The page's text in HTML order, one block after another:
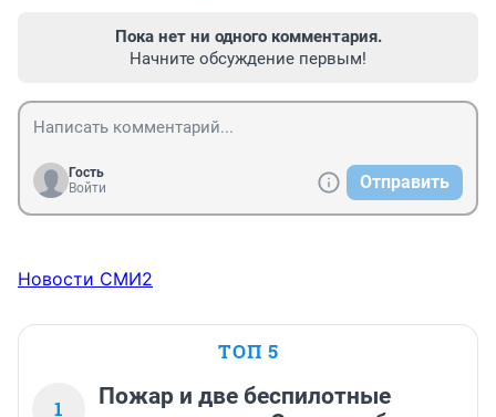
Пока нет ни одного комментария.
Начните обсуждение первым!
Гость
Войти
Отправить
Новости СМИ2
ТОП 5
1
Пожар и две беспилотные